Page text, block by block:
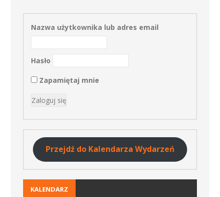
Nazwa użytkownika lub adres email
Hasło
Zapamiętaj mnie
Przejdź do Kalendarza Wydarzeń
KALENDARZ